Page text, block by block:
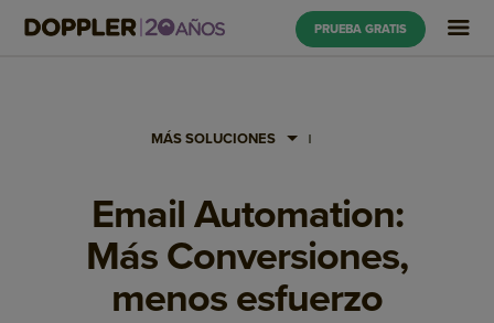
PRUEBA GRATIS
MÁS SOLUCIONES
Email Automation:
Más Conversiones,
menos esfuerzo